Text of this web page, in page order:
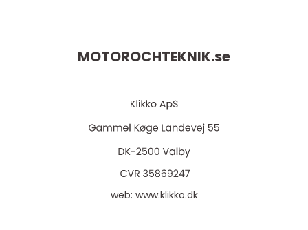
MOTOROCHTEKNIK.se
web: www.klikko.dk